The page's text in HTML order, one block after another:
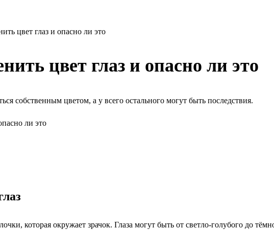
цвет глаз и опасно ли это
цвет глаз и опасно ли это
собственным цветом, а у всего остального могут быть последствия.
которая окружает зрачок. Глаза могут быть от светло-голубого до